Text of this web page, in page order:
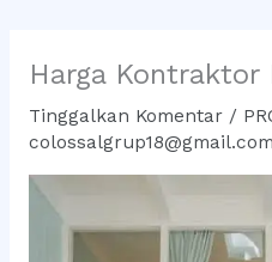
Harga
Tinggalkan Komentar /
colossalgrup18@gmail.com